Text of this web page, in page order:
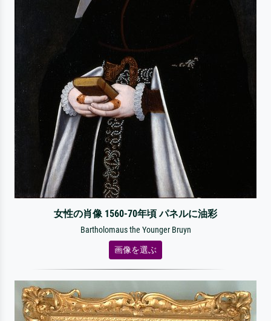
女性の肖像 1560-70年頃 パネルに油彩
Bartholomaus the Younger Bruyn
画像を選ぶ